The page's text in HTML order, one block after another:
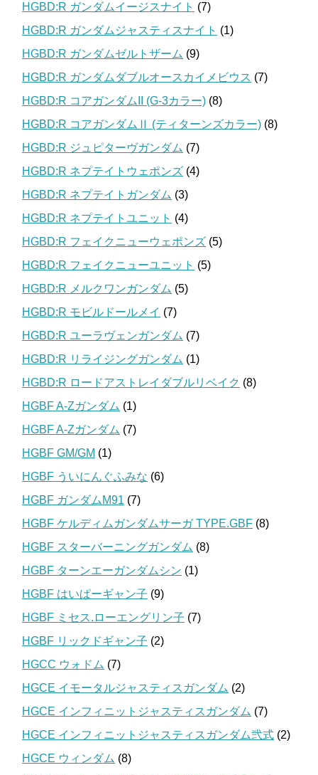
HGBD:R ガンダムイージスナイト (7)
HGBD:R ガンダムジャスティスナイト (1)
HGBD:R ガンダムゼルトザーム (9)
HGBD:R ガンダムダブルオースカイメビウス (7)
HGBD:R コアガンダムII (G-3カラー) (8)
HGBD:R コアガンダムⅡ (ティターンズカラー) (8)
HGBD:R ジュピターヴガンダム (7)
HGBD:R ネプテイトウェポンズ (4)
HGBD:R ネプテイトガンダム (3)
HGBD:R ネプテイトユニット (4)
HGBD:R フェイクニューウェポンズ (5)
HGBD:R フェイクニューユニット (5)
HGBD:R メルクワンガンダム (5)
HGBD:R モビルドールメイ (7)
HGBD:R ユーラヴェンガンダム (7)
HGBD:R リライジングガンダム (1)
HGBD:R ロードアストレイダブルリベイク (8)
HGBF A-Zガンダム (1)
HGBF A-Zガンダム (7)
HGBF GM/GM (1)
HGBF ういにんぐふみな (6)
HGBF ガンダムM91 (7)
HGBF ケルディムガンダムサーガ TYPE.GBF (8)
HGBF スターバーニングガンダム (8)
HGBF ターンエーガンダムシン (1)
HGBF はいぱーギャン子 (9)
HGBF ミセス.ローエングリン子 (7)
HGBF リックドギャン子 (2)
HGCC ウォドム (7)
HGCE イモータルジャスティスガンダム (2)
HGCE インフィニットジャスティスガンダム (7)
HGCE インフィニットジャスティスガンダム弐式 (2)
HGCE ウィンダム (8)